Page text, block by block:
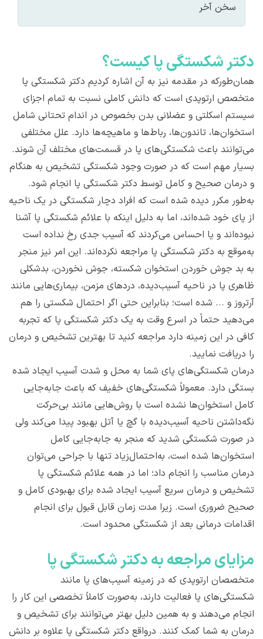
سخن آخر
دکتر شکستگی پا کیست؟
همان‌طورکه در مقدمه نیز به آن اشاره کردیم دکتر شکستگی پا
متخصص ارتوپدی است که دانش کاملی نسبت به تمام اجزای
سیستم اسکلتی و عضلانی بدن بخصوص در اندام تحتانی شامل
استخوان‌ها، تاندون‌ها، رباط‌ها و ماهیچه‌ها دارد. علل مختلفی
می‌توانند باعث شکستگی‌های پا در قسمت‌های مختلف آن شوند.
بسیار مهم است که در صورت وجود شکستگی تشخیص به هنگام
و درمان صحیح و کامل توسط دکتر شکستگی پا انجام شود.
به‌طور مکرر دیده شده است که افراد دچار شکستگی در یک ناحیه
از پای خود شده‌اند، اما به دلیل اینکه با علائم شکستگی پا آشنا
نبوده‌اند و یا احساس می‌کردند که آسیب جدی رخ نداده است
به‌موقع به دکتر شکستگی پا مراجعه نکرده‌اند. این امر نیز منجر
به بد جوش خوردن استخوان شکسته، جوش نخوردن، بدشکلی
ظاهری پا در ناحیه آسیب‌دیده، دردهای مزمن، بیماری‌هایی مانند
آرتروز و ... شده است؛ بنابراین حتی اگر احتمال شکستی را هم
می‌دهید حتماً در اسرع وقت به یک دکتر شکستگی پا که تجربه
کافی در این زمینه دارد مراجعه کنید تا بهترین تشخیص و درمان
را دریافت نمایید.
درمان شکستگی‌های پای شما به محل و شدت آسیب ایجاد شده
بستگی دارد. معمولاً شکستگی‌های خفیف که باعث جابه‌جایی
کامل استخوان‌ها نشده است با روش‌هایی مانند بی‌حرکت
نگه‌داشتن ناحیه آسیب‌دیده با گچ یا آتل بهبود پیدا می‌کند ولی
در صورت شکستگی شدید که منجر به جابه‌جایی کامل
استخوان‌ها شده است، به‌احتمال‌زیاد تنها با جراحی می‌توان
درمان مناسب را انجام داد؛ اما در همه علائم شکستگی پا
تشخیص و درمان سریع آسیب ایجاد شده برای بهبودی کامل و
صحیح ضروری است. زیرا مدت زمان قابل قبول برای انجام
اقدامات درمانی بعد از شکستگی محدود است.
مزایای مراجعه به دکتر شکستگی پا
متخصصان ارتوپدی که در زمینه آسیب‌های پا مانند
شکستگی‌های پا فعالیت دارند، به‌صورت کاملاً تخصصی این کار را
انجام می‌دهند و به همین دلیل بهتر می‌توانند برای تشخیص و
درمان به شما کمک کنند. درواقع دکتر شکستگی پا علاوه بر دانش